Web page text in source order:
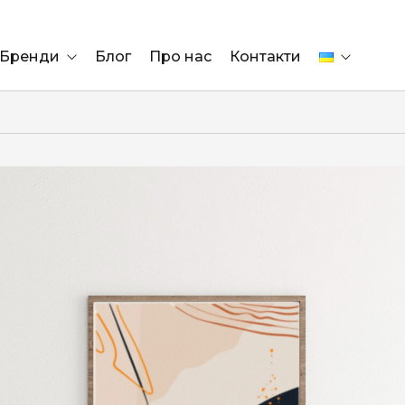
Бренди Блог Про нас Контакти